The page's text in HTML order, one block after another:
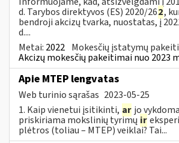
d. Tarybos direktyvos (ES) 2020/262,
bendroji akcizų tvarka, nuostatas, į
d....
Metai: 2022 Mokesčių įstatymų
Akcizų mokesčių pakeitimai nuo 2023
Apie MTEP lengvatas
Web turinio sąrašas 2023-05-25
1. Kaip vienetui įsitikinti, ar jo
priskiriama mokslinių tyrimų ir
plėtros (toliau – MTEP) veiklai? Tai...